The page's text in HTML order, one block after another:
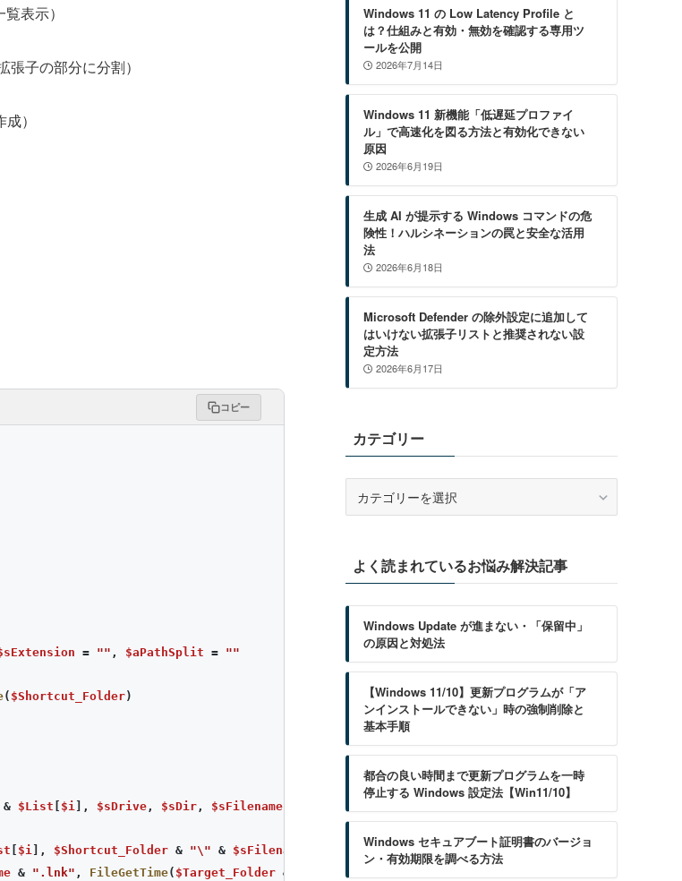
表示）
子の部分に分割）
）
コピー
= "" , $aPathSplit = ""
( $Shortcut_Folder)
& $List $i ], $sDrive , $sDir , $sFilename $sExtension
$i ], $Shortcut_Folder & "\" & $sFilename
& ".lnk" , FileGetTime( $Target_Folder & $List
Windows 11 の Low Latency Profile と
は？仕組みと有効・無効を確認する専用ツ
ールを公開
2026年7月14日
Windows 11 新機能「低遅延プロファイ
ル」で高速化を図る方法と有効化できない
原因
2026年6月19日
生成 AI が提示する Windows コマンドの危
険性！ハルシネーションの罠と安全な活用
法
2026年6月18日
Microsoft Defender の除外設定に追加して
はいけない拡張子リストと推奨されない設
定方法
2026年6月17日
カテゴリー
ーよく読まれているお悩み解決記事
Windows Update が進まない・「保留中」
の原因と対処法
【Windows 11/10】更新プログラムが「ア
ンインストールできない」時の強制削除と
基本手順
都合の良い時間まで更新プログラムを一時
停止する Windows 設定法【Win11/10】
Windows セキュアブート証明書のバージョ
ン・有効期限を調べる方法